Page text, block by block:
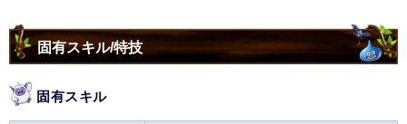
固有スキル/特技
固有スキル